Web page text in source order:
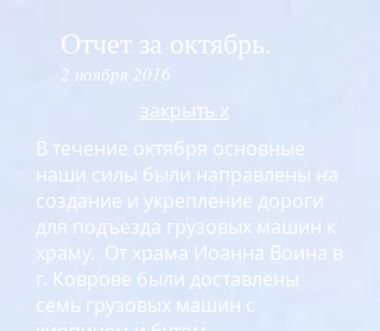
Отчет за октябрь.
2 ноября 2016
закрыть х
В течение октября основные
наши силы были направлены на
создание и укрепление дороги
для подъезда грузовых машин к
храму. От храма Иоанна Воина в
г. Коврове были доставлены
семь грузовых машин с